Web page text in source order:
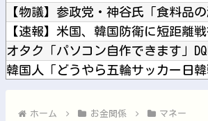
今iPhone 17 Pro Max買うってあり
ホーム お金関係 マネー